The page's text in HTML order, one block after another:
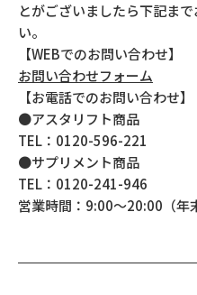
とがございましたら下記ま
い。
【WEBでのお問い合わせ】
お問い合わせフォーム
【お電話でのお問い合わせ】
●アスタリフト商品
TEL：0120-596-221
●サプリメント商品
TEL：0120-241-946
営業時間：9:00～20:00（年